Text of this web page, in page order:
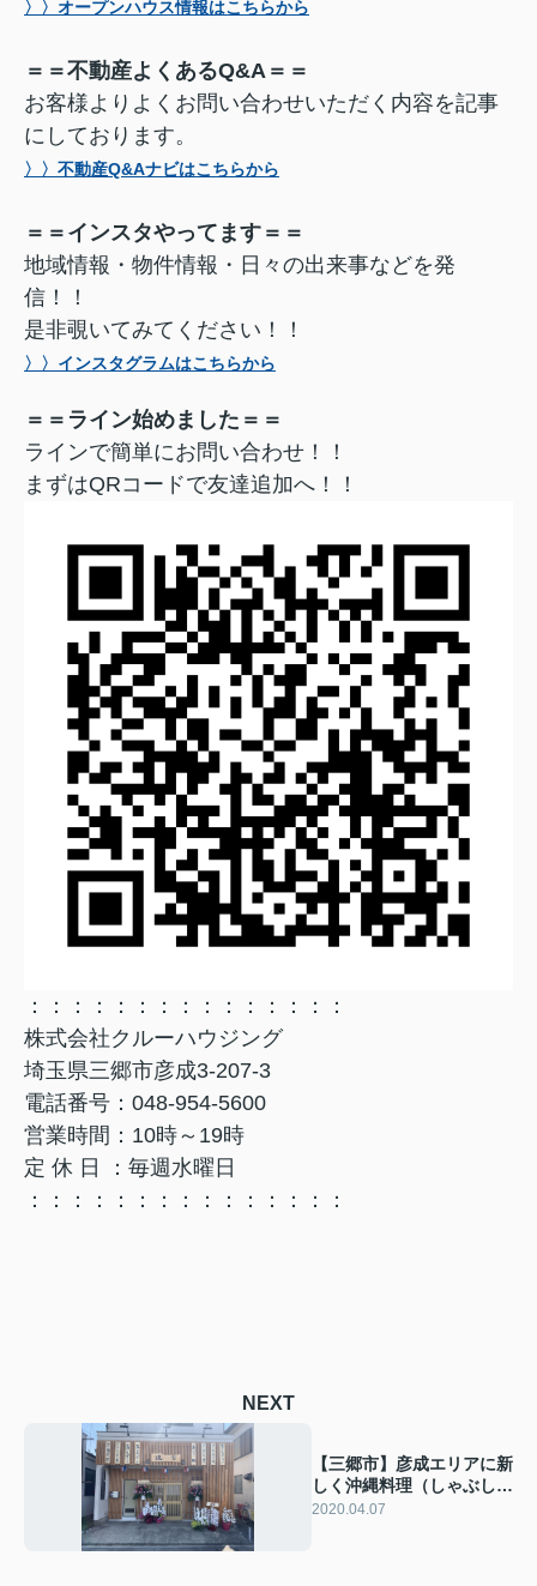
〉〉オープンハウス情報はこちらから
＝＝不動産よくあるQ&A＝＝
お客様よりよくお問い合わせいただく内容を記事
にしております。
〉〉不動産Q&Aナビはこちらから
＝＝インスタやってます＝＝
地域情報・物件情報・日々の出来事などを発
信！！
是非覗いてみてください！！
〉〉インスタグラムはこちらから
＝＝ライン始めました＝＝
ラインで簡単にお問い合わせ！！
まずはQRコードで友達追加へ！！
：：：：：：：：：：：：：：：
株式会社クルーハウジング
埼玉県三郷市彦成3-207-3
電話番号：048-954-5600
営業時間：10時～19時
定 休 日 ：毎週水曜日
：：：：：：：：：：：：：：：
NEXT
【三郷市】彦成エリアに新
しく沖縄料理（しゃぶしゃ
ぶ）のお店がオープン！！
2020.04.07